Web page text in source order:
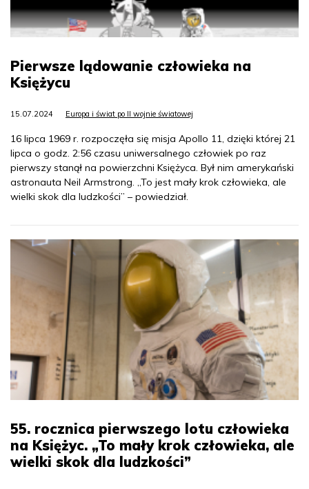
Pierwsze lądowanie człowieka na
Księżycu
15.07.2024 Europa i świat po II wojnie światowej
16 lipca 1969 r. rozpoczęła się misja Apollo 11, dzięki której 21
lipca o godz. 2:56 czasu uniwersalnego człowiek po raz
pierwszy stanął na powierzchni Księżyca. Był nim amerykański
astronauta Neil Armstrong. „To jest mały krok człowieka, ale
wielki skok dla ludzkości” – powiedział.
55. rocznica pierwszego lotu człowieka
na Księżyc. „To mały krok człowieka, ale
wielki skok dla ludzkości”